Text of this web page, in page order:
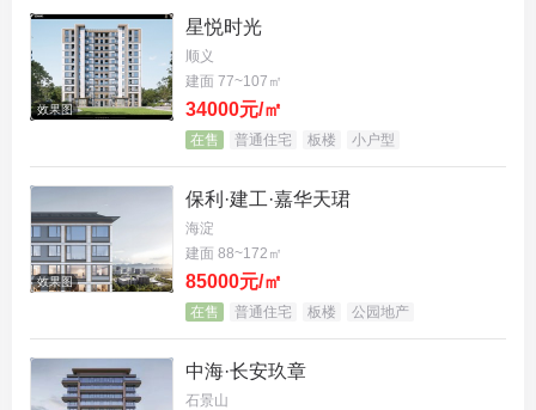
效果图
星悦时光
顺义
建面 77~107㎡
34000元/㎡
在售 普通住宅 板楼 小户型
效果图
保利·建工·嘉华天珺
海淀
建面 88~172㎡
85000元/㎡
在售 普通住宅 板楼 公园地产
中海·长安玖章
石景山